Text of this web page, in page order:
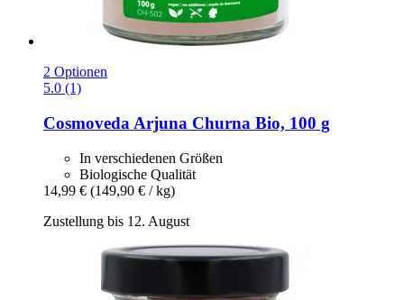
2 Optionen
5.0 (1)
CosmovedaArjuna Churna Bio, 100 g
In verschiedenen Größen
Biologische Qualität
14,99 € (149,90 € / kg)
Zustellung bis 12. August